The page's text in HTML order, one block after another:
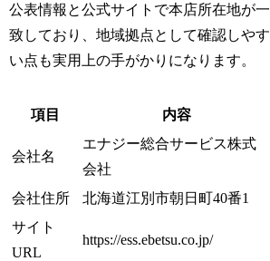
公表情報と公式サイトで本店所在地が一
致しており、地域拠点として確認しやす
い点も実用上の手がかりになります。
項目 内容
会社名
エナジー総合サービス株式
会社
会社住所
北海道江別市朝日町40番1
サイト
URL
https://ess.ebetsu.co.jp/